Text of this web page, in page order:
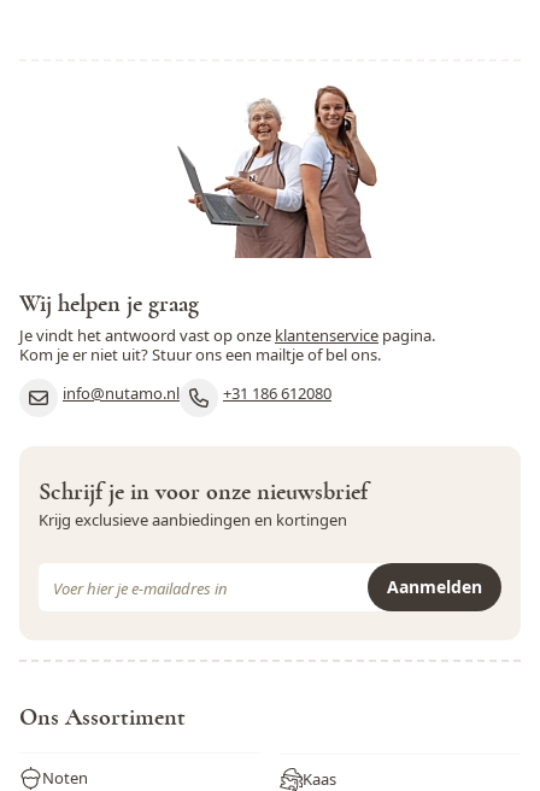
Wij helpen je graag
Je vindt het antwoord vast op onze klantenservice pagina.
Kom je er niet uit? Stuur ons een mailtje of bel ons.
info@nutamo.nl
+31 186 612080
Schrijf je in voor onze nieuwsbrief
Krijg exclusieve aanbiedingen en kortingen
Aanmelden
Ons Assortiment
Noten Kaas